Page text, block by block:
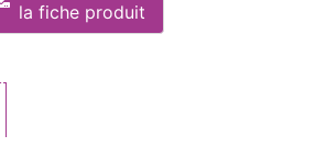
la fiche produit